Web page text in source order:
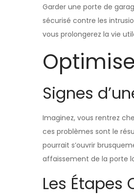
Garder une porte de
sécurisé contre les
vous prolongerez la vie
Signes
Imaginez, vous rentrez
ces problèmes sont le
pourrait s’ouvrir
affaissement de la porte
Les Étapes